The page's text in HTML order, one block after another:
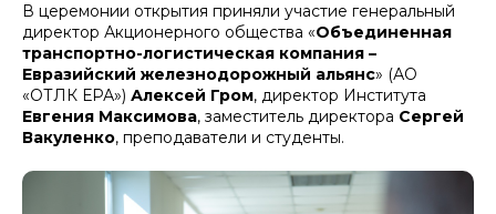
В церемонии открытия приняли участие генеральный
директор Акционерного общества «Объединенная
транспортно-логистическая компания –
Евразийский железнодорожный альянс» (АО
«ОТЛК ЕРА») Алексей Гром, директор Института
Евгения Максимова, заместитель директора Сергей
Вакуленко, преподаватели и студенты.